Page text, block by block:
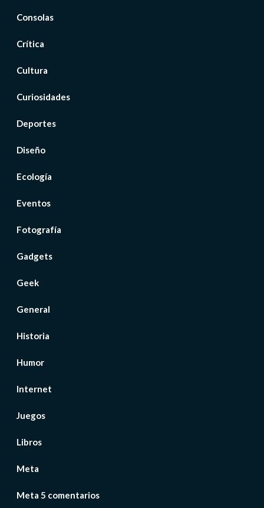
Consolas
Crítica
Cultura
Curiosidades
Deportes
Diseño
Ecología
Eventos
Fotografía
Gadgets
Geek
General
Historia
Humor
Internet
Juegos
Libros
Meta
Meta 5 comentarios